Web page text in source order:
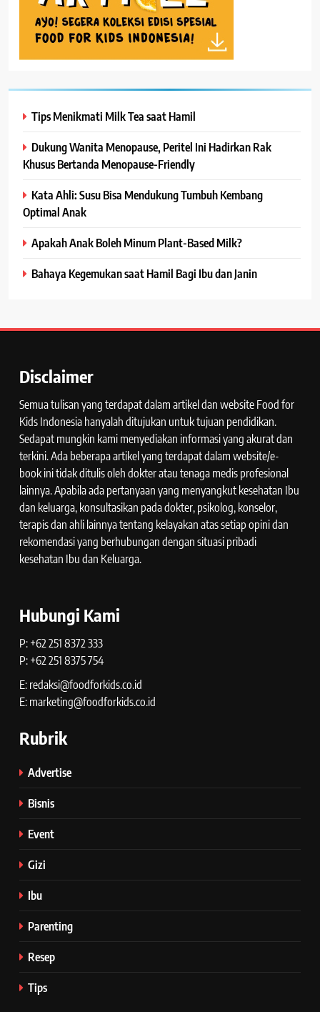
Tips Menikmati Milk Tea saat Hamil
Dukung Wanita Menopause, Peritel Ini Hadirkan Rak
Khusus Bertanda Menopause-Friendly
Kata Ahli: Susu Bisa Mendukung Tumbuh Kembang
Optimal Anak
Apakah Anak Boleh Minum Plant-Based Milk?
Bahaya Kegemukan saat Hamil Bagi Ibu dan Janin
Disclaimer
Semua tulisan yang terdapat dalam artikel dan website Food for
Kids Indonesia hanyalah ditujukan untuk tujuan pendidikan.
Sedapat mungkin kami menyediakan informasi yang akurat dan
terkini. Ada beberapa artikel yang terdapat dalam website/e-
book ini tidak ditulis oleh dokter atau tenaga medis profesional
lainnya. Apabila ada pertanyaan yang menyangkut kesehatan Ibu
dan keluarga, konsultasikan pada dokter, psikolog, konselor,
terapis dan ahli lainnya tentang kelayakan atas setiap opini dan
rekomendasi yang berhubungan dengan situasi pribadi
kesehatan Ibu dan Keluarga.
Hubungi Kami
P: +62 251 8372 333
P: +62 251 8375 754
E: redaksi@foodforkids.co.id
E: marketing@foodforkids.co.id
Rubrik
Advertise
Bisnis
Event
Gizi
Ibu
Parenting
Resep
Tips